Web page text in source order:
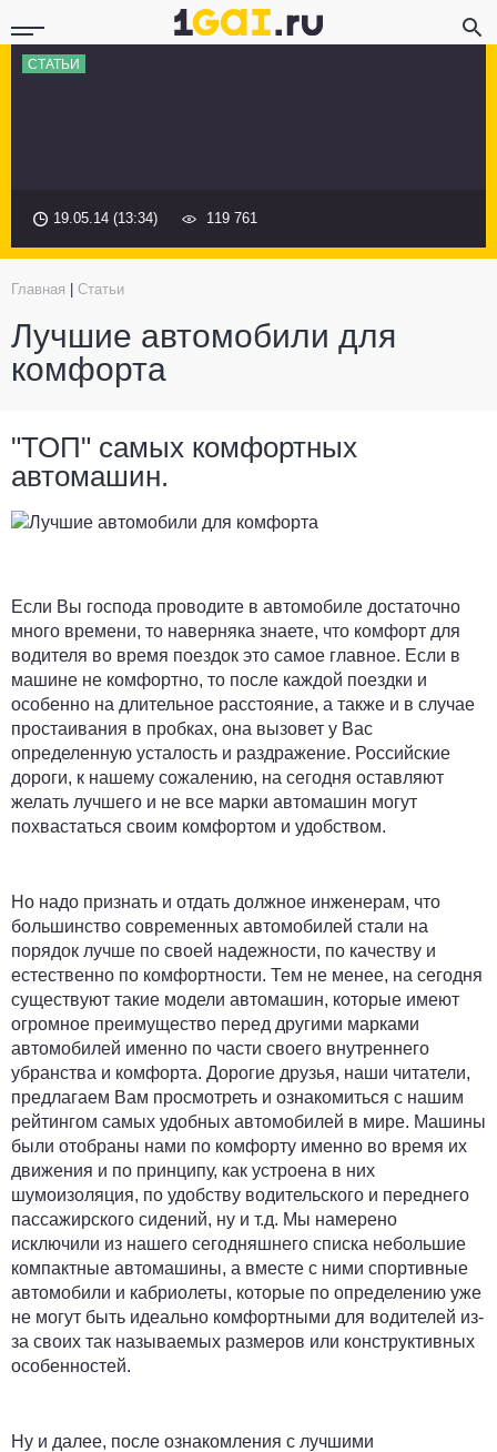
СТАТЬИ
19.05.14 (13:34) 119 761
Главная Статьи
Лучшие автомобили для
комфорта
"ТОП" самых комфортных
автомашин.
Если Вы господа проводите в автомобиле достаточно
много времени, то наверняка знаете, что комфорт для
водителя во время поездок это самое главное. Если в
машине не комфортно, то после каждой поездки и
особенно на длительное расстояние, а также и в случае
простаивания в пробках, она вызовет у Вас
определенную усталость и раздражение. Российские
дороги, к нашему сожалению, на сегодня оставляют
желать лучшего и не все марки автомашин могут
похвастаться своим комфортом и удобством.
Но надо признать и отдать должное инженерам, что
большинство современных автомобилей стали на
порядок лучше по своей надежности, по качеству и
естественно по комфортности. Тем не менее, на сегодня
существуют такие модели автомашин, которые имеют
огромное преимущество перед другими марками
автомобилей именно по части своего внутреннего
убранства и комфорта. Дорогие друзья, наши читатели,
предлагаем Вам просмотреть и ознакомиться с нашим
рейтингом самых удобных автомобилей в мире. Машины
были отобраны нами по комфорту именно во время их
движения и по принципу, как устроена в них
шумоизоляция, по удобству водительского и переднего
пассажирского сидений, ну и т.д. Мы намерено
исключили из нашего сегодняшнего списка небольшие
компактные автомашины, а вместе с ними спортивные
автомобили и кабриолеты, которые по определению уже
не могут быть идеально комфортными для водителей из-
за своих так называемых размеров или конструктивных
особенностей.
Ну и далее, после ознакомления с лучшими